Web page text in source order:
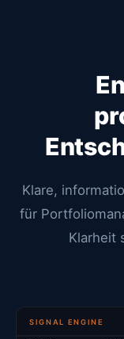
Klare,
für
Klarheit
SIGNAL ENGINE